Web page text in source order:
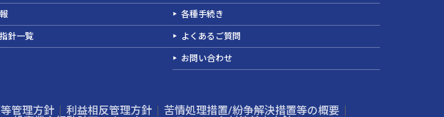
針一覧
各種手続き
よくあるご質問
お問い合わせ
管理方針 利益相反管理方針
苦情処理措置/紛争解決措置等の概要